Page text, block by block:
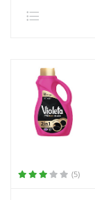
(5)